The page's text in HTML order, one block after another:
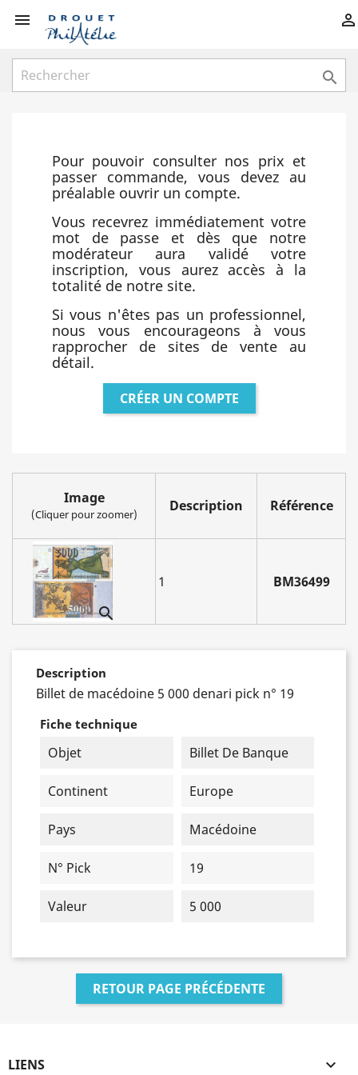
 

Pour pouvoir consulter nos prix et
passer commande, vous devez au
préalable ouvrir un compte.
Vous recevrez immédiatement votre
mot de passe et dès que notre
modérateur aura validé votre
inscription, vous aurez accès à la
totalité de notre site.
Si vous n'êtes pas un professionnel,
nous vous encourageons à vous
rapprocher de sites de vente au
détail.
CRÉER UN COMPTE
Image
(Cliquer pour zoomer) Description Référence

1 BM36499
Description
Billet de macédoine 5 000 denari pick n° 19
Fiche technique
Objet Billet De Banque
Continent Europe
Pays Macédoine
N° Pick 19
Valeur 5 000
RETOUR PAGE PRÉCÉDENTE
LIENS 